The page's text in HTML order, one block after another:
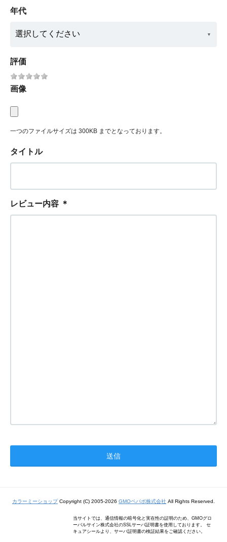
年代
評価
画像
一つのファイルサイズは 300KB までとなっております。
タイトル
レビュー内容 ＊
カラーミーショップCopyright (C) 2005-2026 GMOペパボ株式会社 All Rights Reserved.
当サイトでは、通信情報の暗号化と実在性の証明のため、GMOグロ
ーバルサイン株式会社のSSLサーバ証明書を使用しております。 セ
キュアシールより、サーバ証明書の検証結果をご確認ください。